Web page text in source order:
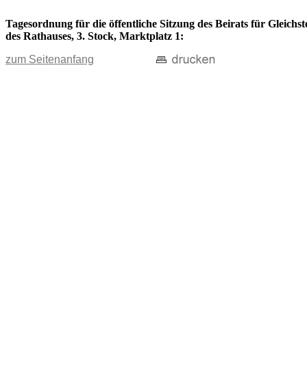
Tagesordnung für die öffentliche Sitzung des Beirats für
des Rathauses, 3. Stock, Marktplatz 1:
zum Seitenanfang